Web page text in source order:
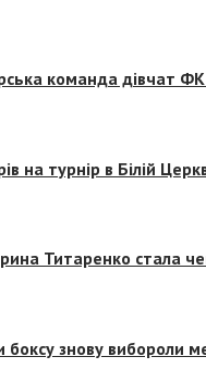
команда дівчат
на турнір в Білій
Титаренко стала
боксу знову вибороли